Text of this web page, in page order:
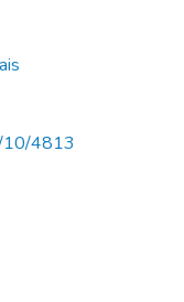
10/4813